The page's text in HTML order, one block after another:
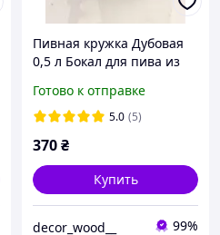
Пивная кружка Дубовая
0,5 л Бокал для пива из
Готово к отправке
5.0 (5)
370₴
Купить
decor_wood__ 99%